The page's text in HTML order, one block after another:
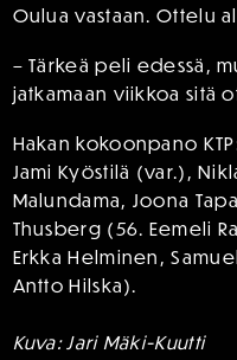
Oulua vastaan. Ottelu
– Tärkeä peli edessä,
jatkamaan viikkoa sitä
Hakan kokoonpano
Jami Kyöstilä (var.),
Malundama, Joona
Thusberg (56. Eemeli
Erkka Helminen,
Antto Hilska).
Kuva: Jari Mäki-Kuutti